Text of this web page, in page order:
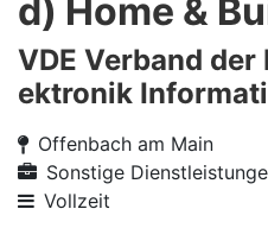
d) Home &
VDE Verband
ektronik
Offenbach am Main
Sonstige
Vollzeit